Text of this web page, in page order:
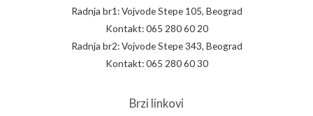
Radnja br1: Vojvode Stepe 105, Beograd
Kontakt: 065 280 60 20
Radnja br2: Vojvode Stepe 343, Beograd
Kontakt: 065 280 60 30
Brzi linkovi